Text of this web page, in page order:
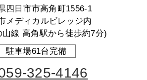
四日市市高角町1556-1
メディカルビレッジ内
山線 高角駅から徒歩約7分)
駐車場61台完備
325-4146